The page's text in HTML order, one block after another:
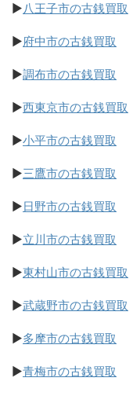
▶八王子市の古銭買取
▶府中市の古銭買取
▶調布市の古銭買取
▶西東京市の古銭買取
▶小平市の古銭買取
▶三鷹市の古銭買取
▶日野市の古銭買取
▶立川市の古銭買取
▶東村山市の古銭買取
▶武蔵野市の古銭買取
▶多摩市の古銭買取
▶青梅市の古銭買取